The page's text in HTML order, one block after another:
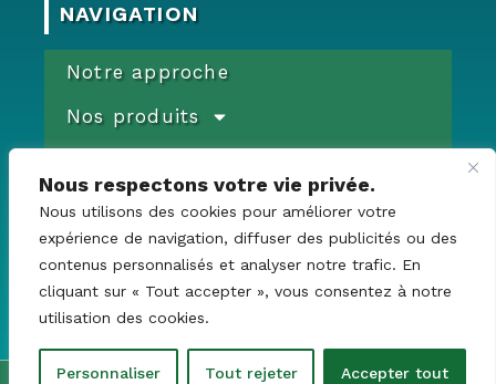
Nous respectons votre vie privée.
Nous utilisons des cookies pour améliorer votre
expérience de navigation, diffuser des publicités ou des
contenus personnalisés et analyser notre trafic. En
cliquant sur « Tout accepter », vous consentez à notre
utilisation des cookies.
Personnaliser Tout rejeter Accepter tout
Commande
Devis
NAVIGATION
Notre approche
Nos produits
Documents
Promotions
Contact